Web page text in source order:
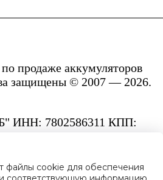
продаже аккумуляторов
защищены © 2007 — 2026.
ИНН: 7802586311 КПП:
и Google
of Service.
файлы cookie для обеспечения